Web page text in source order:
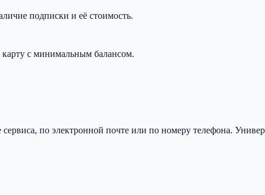
подписки и её стоимость.
с минимальным балансом.
по электронной почте или по номеру телефона.